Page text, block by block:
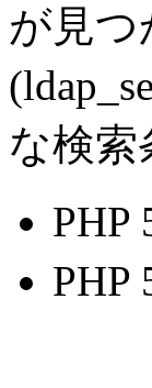
が見
な検索
PHP
PHP